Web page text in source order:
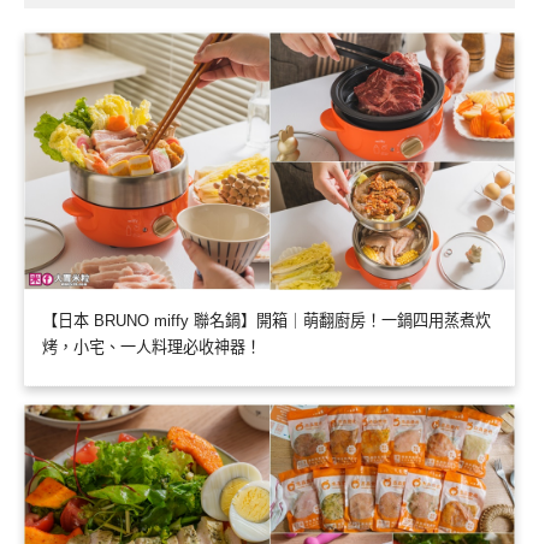
【日本 BRUNO miffy 聯名鍋】開箱｜萌翻廚房！一鍋四用蒸煮炊
烤，小宅、一人料理必收神器！